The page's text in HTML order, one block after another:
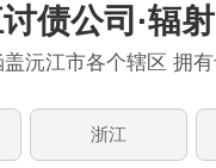
债公司·辐
沅江市各个辖区 拥
浙江